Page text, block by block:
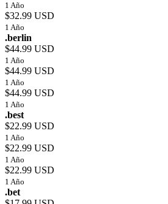
1 Año
$32.99 USD
1 Año
.berlin
$44.99 USD
1 Año
$44.99 USD
1 Año
$44.99 USD
1 Año
.best
$22.99 USD
1 Año
$22.99 USD
1 Año
$22.99 USD
1 Año
.bet